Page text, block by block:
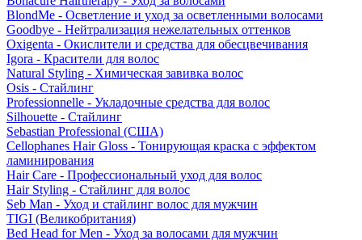
BlondMe - Осветление и уход за осветленными волосами
Goodbye - Нейтрализация нежелательных оттенков
Oxigenta - Окислители и средства для обесцвечивания
Igora - Красители для волос
Natural Styling - Химическая завивка волос
Osis - Стайлинг
Professionnelle - Укладочные средства для волос
Silhouette - Стайлинг
Sebastian Professional (США)
Cellophanes Hair Gloss - Тонирующая краска с эффектом
ламинирования
Hair Care - Профессиональный уход для волос
Hair Styling - Стайлинг для волос
Seb Man - Уход и стайлинг волос для мужчин
TIGI (Великобритания)
Bed Head for Men - Уход за волосами для мужчин